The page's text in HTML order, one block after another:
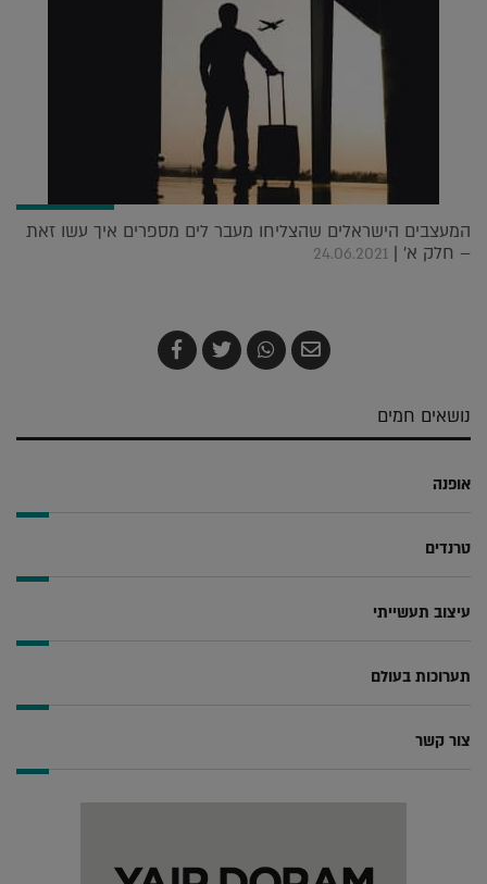
המעצבים הישראלים שהצליחו מעבר לים מספרים איך עשו זאת
– חלק א' | 24.06.2021
שלח
בדואר
שתף
ב-
צייץ
ב-
שתף
ב-
נושאים חמים
אופנה
טרנדים
עיצוב תעשייתי
תערוכות בעולם
צור קשר